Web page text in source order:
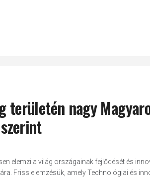
területén nagy
elemzi a világ országainak fejlődését és
Friss elemzésük, amely Technológiai és